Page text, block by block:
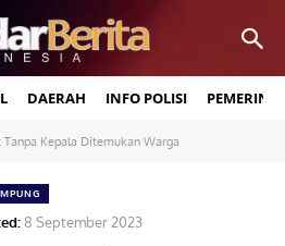
DAERAH INFO POLISI
Tanpa Kepala Ditemukan Warga
8 September 2023